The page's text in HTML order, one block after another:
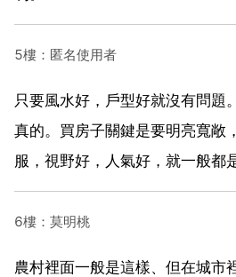
5樓：匿名使用者
只要風水好，戶型好就沒有問題
真的。買房子關鍵是要明亮寬敞
服，視野好，人氣好，就一般都
6樓：莫明桃
農村裡面一般是這樣、但在城市